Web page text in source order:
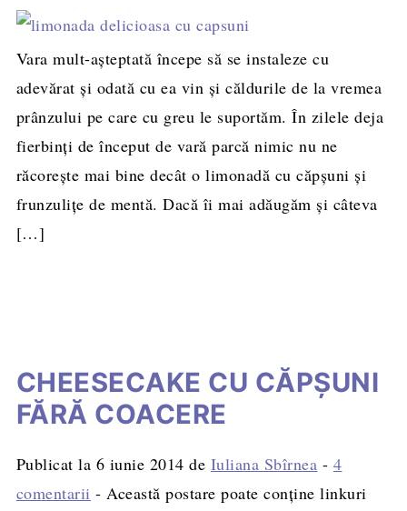
Vara mult-aşteptată începe să se instaleze cu
adevărat şi odată cu ea vin şi căldurile de la vremea
prânzului pe care cu greu le suportăm. În zilele deja
fierbinţi de început de vară parcă nimic nu ne
răcoreşte mai bine decât o limonadă cu căpşuni şi
frunzuliţe de mentă. Dacă îi mai adăugăm şi câteva
[…]
CHEESECAKE CU CĂPŞUNI
FĂRĂ COACERE
Publicat la 6 iunie 2014 de Iuliana Sbîrnea - 4
comentarii - Această postare poate conține linkuri